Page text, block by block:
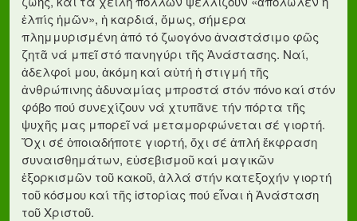
ἐλπίς ἡμῶν», ἡ καρδιά, ὅμως, σήμερα
πλημμυρισμένη ἀπό τό ζωογόνο ἀναστάσιμο φῶς
ζητᾶ νά μπεῖ στό πανηγύρι τῆς Ἀνάστασης. Ναί,
ἀδελφοί μου, ἀκόμη καί αὐτή ἡ στιγμή τῆς
ἀνθρώπινης ἀδυναμίας μπροστά στόν πόνο καί στόν
φόβο πού συνεχίζουν νά χτυπᾶνε τήν πόρτα τῆς
ψυχῆς μας μπορεῖ νά μεταμορφώνεται σέ γιορτή.
Ὄχι σέ ὁποιαδήποτε γιορτή, ὄχι σέ ἁπλή ἔκφραση
συναισθημάτων, εὐσεβισμοῦ καί μαγικῶν
ἐξορκισμῶν τοῦ κακοῦ, ἀλλά στήν κατεξοχήν γιορτή
τοῦ κόσμου καί τῆς ἱστορίας πού εἶναι ἡ Ἀνάσταση
τοῦ Χριστοῦ.